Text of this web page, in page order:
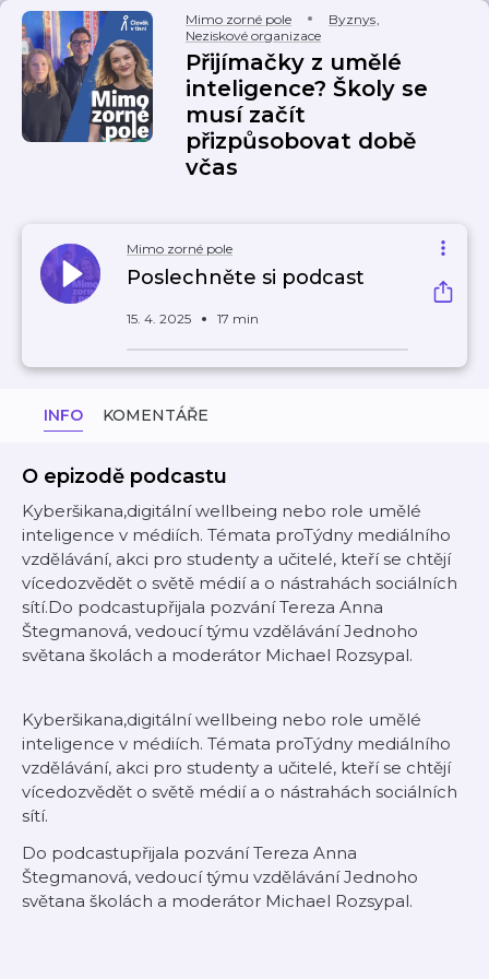
Mimo zorné pole Byznys,
Neziskové organizace
Přijímačky z umělé
inteligence? Školy se
musí začít
přizpůsobovat době
včas
Mimo zorné pole
Poslechněte si podcast
15. 4. 2025 17 min
INFO KOMENTÁŘE
O epizodě podcastu
Kyberšikana,digitální wellbeing nebo role umělé
inteligence v médiích. Témata proTýdny mediálního
vzdělávání, akci pro studenty a učitelé, kteří se chtějí
vícedozvědět o světě médií a o nástrahách sociálních
sítí.Do podcastupřijala pozvání Tereza Anna
Štegmanová, vedoucí týmu vzdělávání Jednoho
světana školách a moderátor Michael Rozsypal.
Kyberšikana,digitální wellbeing nebo role umělé
inteligence v médiích. Témata proTýdny mediálního
vzdělávání, akci pro studenty a učitelé, kteří se chtějí
vícedozvědět o světě médií a o nástrahách sociálních
sítí.
Do podcastupřijala pozvání Tereza Anna
Štegmanová, vedoucí týmu vzdělávání Jednoho
světana školách a moderátor Michael Rozsypal.